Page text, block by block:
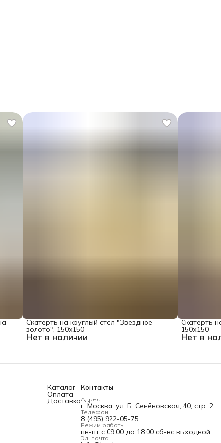
Нет в наличии
Скатерть на круглый стол "Звездное
золото", 150х150
Нет в
Скатерть
150х150
Каталог
Оплата
Доставка
Контакты
Адрес
г. Москва, ул. Б. Семёновская, 40, стр. 2
Телефон
8 (495) 922-05-75
Режим работы
пн-пт с 09.00 до 18.00 сб-вс выходной
Эл. почта